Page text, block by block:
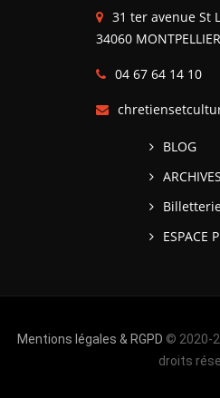
31 ter avenue St
34060
04 67 64 14 10
BLOG
ARCHIVES
ESPACE
Mentions légales & RGPD © 2020-
droits